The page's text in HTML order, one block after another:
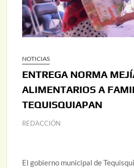
NOTICIAS
ENTREGA NORMA
ALIMENTARIOS A
TEQUISQUIAPAN
REDACCIÓN
El gobierno municipal de